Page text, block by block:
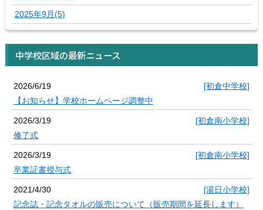
2025年9月(5)
中学校区域の最新ニュース
2026/6/19
[初倉中学校]
【お知らせ】学校ホームページ調整中
2026/3/19
[初倉南小学校]
修了式
2026/3/19
[初倉南小学校]
卒業証書授与式
2021/4/30
[湯日小学校]
記念誌・記念タオルの販売について（販売期間を延長します）